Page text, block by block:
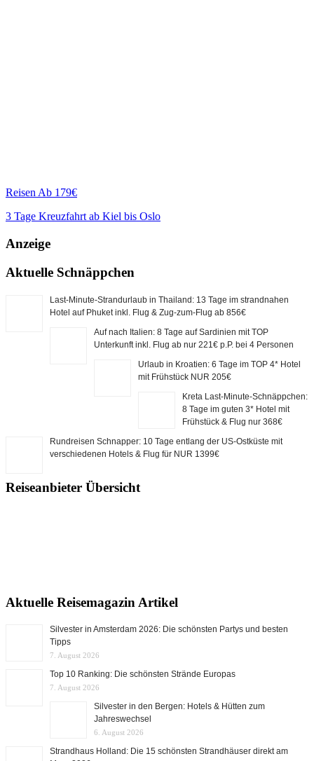
Reisen Ab 179€
3 Tage Kreuzfahrt ab Kiel bis Oslo
Anzeige
Aktuelle Schnäppchen
Last-Minute-Strandurlaub in Thailand: 13 Tage im strandnahen
Hotel auf Phuket inkl. Flug & Zug-zum-Flug ab 856€
Auf nach Italien: 8 Tage auf Sardinien mit TOP
Unterkunft inkl. Flug ab nur 221€ p.P. bei 4 Personen
Urlaub in Kroatien: 6 Tage im TOP 4* Hotel
mit Frühstück NUR 205€
Kreta Last-Minute-Schnäppchen:
8 Tage im guten 3* Hotel mit
Frühstück & Flug nur 368€
Rundreisen Schnapper: 10 Tage entlang der US-Ostküste mit
verschiedenen Hotels & Flug für NUR 1399€
Reiseanbieter Übersicht
Aktuelle Reisemagazin Artikel
Silvester in Amsterdam 2026: Die schönsten Partys und besten
Tipps
7. August 2026
Top 10 Ranking: Die schönsten Strände Europas
7. August 2026
Silvester in den Bergen: Hotels & Hütten zum
Jahreswechsel
6. August 2026
Strandhaus Holland: Die 15 schönsten Strandhäuser direkt am